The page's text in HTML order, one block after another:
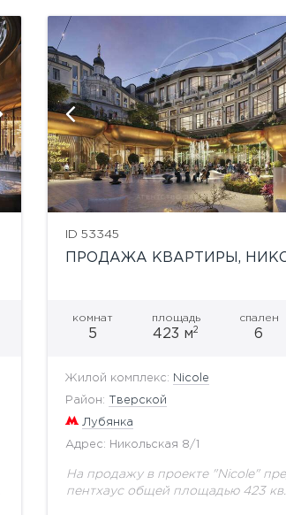
ID 53345
ПРОДАЖА КВАРТИРЫ,
комнат
5
площадь
423 м2
спален
6
Жилой комплекс: Nicole
Район: Тверской
Лубянка
Адрес: Никольская 8/1
На продажу в проекте "Nicole"
пентхаус общей площадью 423